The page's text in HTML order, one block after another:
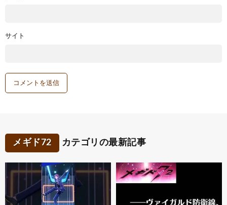
サイト
メギド72 カテゴリの最新記事